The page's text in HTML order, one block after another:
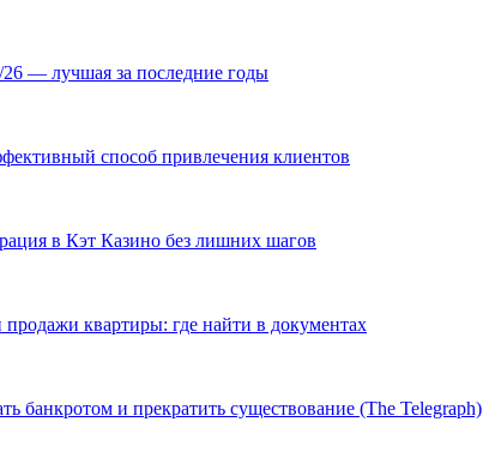
26 — лучшая за последние годы
способ привлечения клиентов
в Кэт Казино без лишних шагов
квартиры: где найти в документах
банкротом и прекратить существование (The Telegraph)